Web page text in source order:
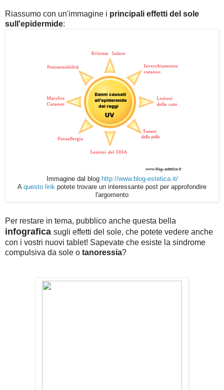
Riassumo con un'immagine i principali effetti del sole
sull'epidermide:
Immagine dal blog http://www.blog-estetica.it/
A questo link potete trovare un interessante post per approfondire
l'argomento
Per restare in tema, pubblico anche questa bella
infografica sugli effetti del sole, che potete vedere anche
con i vostri nuovi tablet! Sapevate che esiste la sindrome
compulsiva da sole o tanoressia?